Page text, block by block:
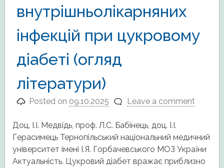
внутрішньолікарняних
інфекцій при цукровому
діабеті (огляд
літератури)
Posted on 09.10.2025 Leave a comment
Доц. І.І. Медвідь, проф. Л.С. Бабінець, доц. І.І.
Герасимець Тернопільський національний медичний
університет імені І.Я. Горбачевського МОЗ України
Актуальність. Цукровий діабет вражає приблизно